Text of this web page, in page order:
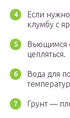
Если
клумбу с
Вьющимся
цепляться.
Вода для
Грунт —